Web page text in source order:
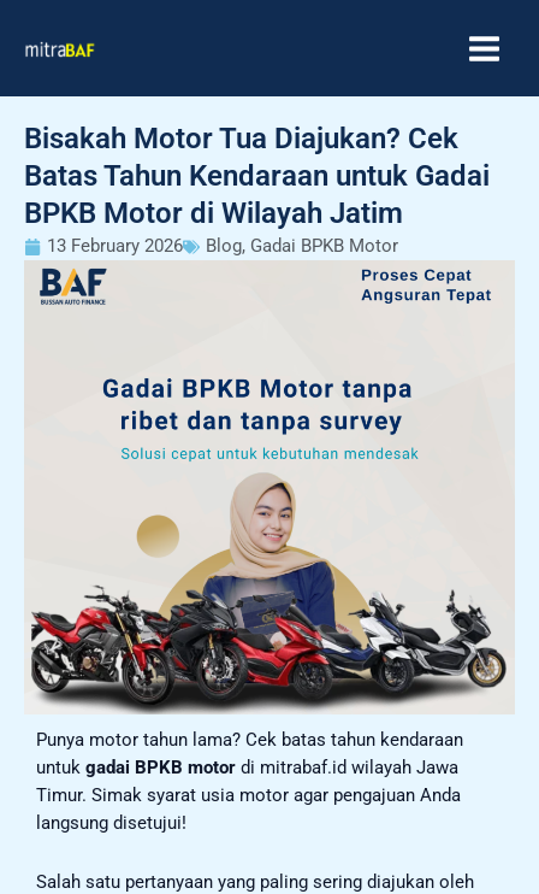
Bisakah Motor Tua Diajukan? Cek
Batas Tahun Kendaraan untuk Gadai
BPKB Motor di Wilayah Jatim
13 February 2026 Blog, Gadai BPKB Motor
Punya motor tahun lama? Cek batas tahun kendaraan
untuk gadai BPKB motor di mitrabaf.id wilayah Jawa
Timur. Simak syarat usia motor agar pengajuan Anda
langsung disetujui!
Salah satu pertanyaan yang paling sering diajukan oleh